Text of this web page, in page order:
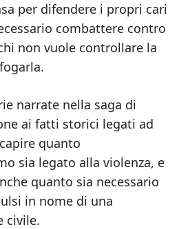
per difendere i propri cari
combattere contro
non vuole controllare la
narrate nella saga di
ai fatti storici legati ad
quanto
sia legato alla violenza, e
quanto sia necessario
in nome di una
civile.